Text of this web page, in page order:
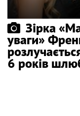
Зірка
уваги»
6 років